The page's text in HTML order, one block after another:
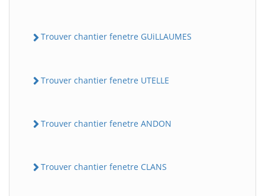
Trouver chantier fenetre GUiLLAUMES
Trouver chantier fenetre UTELLE
Trouver chantier fenetre ANDON
Trouver chantier fenetre CLANS